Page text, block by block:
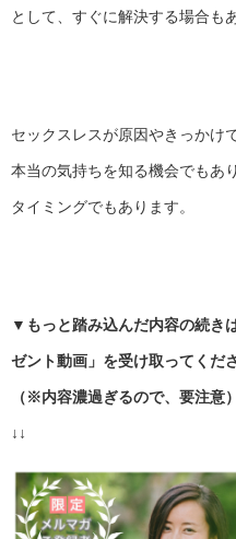
として、すぐに解決する場合も
セックスレスが原因やきっかけ
本当の気持ちを知る機会でもあ
タイミングでもあります。
▼もっと踏み込んだ内容の続き
ゼント動画」を受け取ってくだ
（※内容濃過ぎるので、要注意）
↓↓